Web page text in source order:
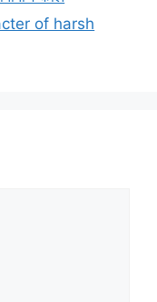
of harsh